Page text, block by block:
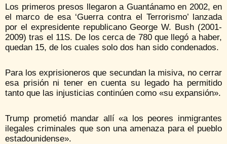
Los primeros presos llegaron a Guantánamo en 2002, en
el marco de esa ‘Guerra contra el Terrorismo’ lanzada
por el expresidente republicano George W. Bush (2001-
2009) tras el 11S. De los cerca de 780 que llegó a haber,
quedan 15, de los cuales solo dos han sido condenados.
Para los exprisioneros que secundan la misiva, no cerrar
esa prisión ni tener en cuenta su legado ha permitido
tanto que las injusticias continúen como «su expansión».
Trump prometió mandar allí «a los peores inmigrantes
ilegales criminales que son una amenaza para el pueblo
estadounidense».